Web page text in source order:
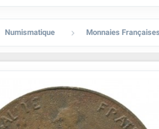
Numismatique  Monnaies Françaises